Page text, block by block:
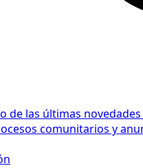
de las últimas
comunitarios y